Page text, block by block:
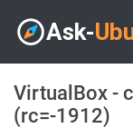
VirtualBox -
(rc=-1912)